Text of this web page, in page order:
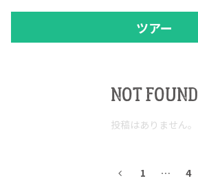
ツアー
NOT FOUND
投稿はありません。
1 … 4